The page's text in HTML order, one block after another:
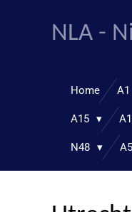
NLA -
Home A1
A15
N48